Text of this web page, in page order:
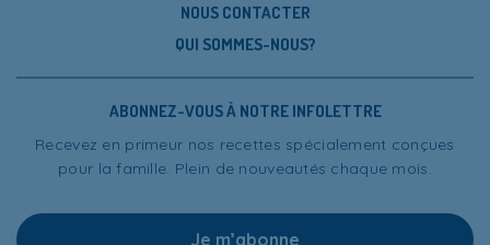
NOUS CONTACTER
QUI SOMMES-NOUS?
ABONNEZ-VOUS À NOTRE INFOLETTRE
Recevez en primeur nos recettes spécialement conçues
pour la famille. Plein de nouveautés chaque mois.
Je m’abonne